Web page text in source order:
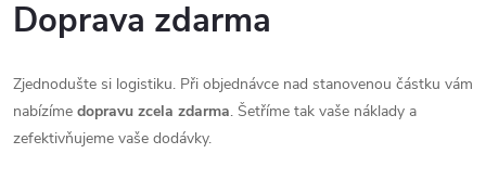
Doprava zdarma
Zjednodušte si logistiku. Při objednávce nad stanovenou částku vám
nabízíme dopravu zcela zdarma. Šetříme tak vaše náklady a
zefektivňujeme vaše dodávky.